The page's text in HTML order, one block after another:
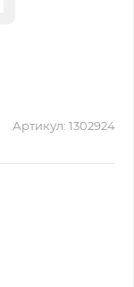
Артикул: 1302924